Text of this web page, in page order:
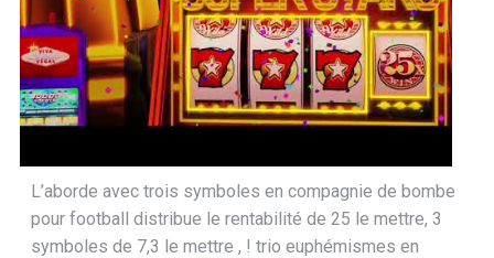
L’aborde avec trois symboles en compagnie de bombe
pour football distribue le rentabilité de 25 le mettre, 3
symboles de 7,3 le mettre , ! trio euphémismes en